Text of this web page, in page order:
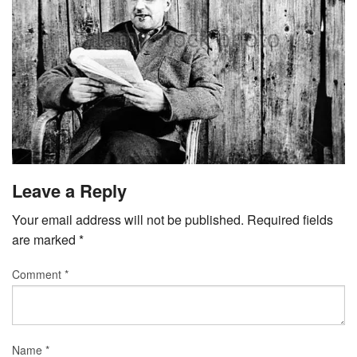
टीवी समीक्षा
फिल्म समीक्षा
Leave a Reply
Your email address will not be published. Required fields
are marked *
Comment *
Name *